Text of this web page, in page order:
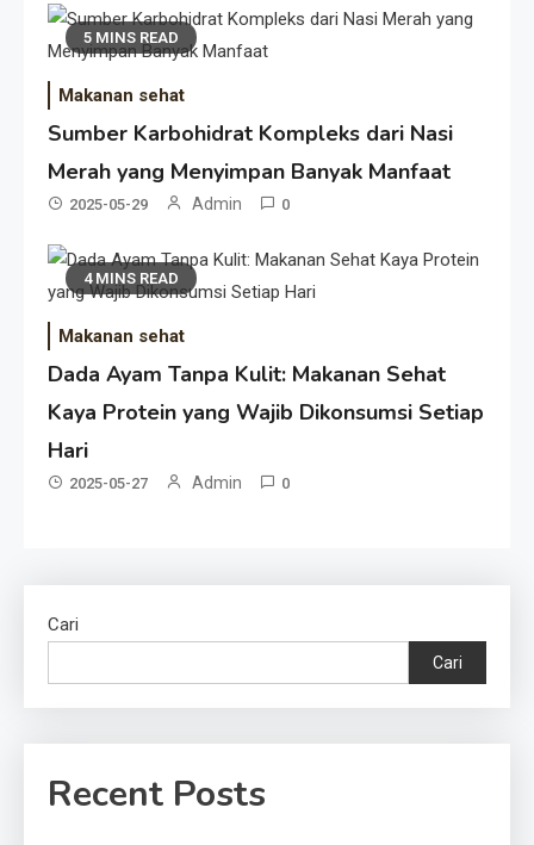
5 MINS READ
Makanan sehat
Sumber Karbohidrat Kompleks dari Nasi
Merah yang Menyimpan Banyak Manfaat
2025-05-29 Admin 0
4 MINS READ
Makanan sehat
Dada Ayam Tanpa Kulit: Makanan Sehat
Kaya Protein yang Wajib Dikonsumsi Setiap
Hari
2025-05-27 Admin 0
Cari
Cari
Recent Posts